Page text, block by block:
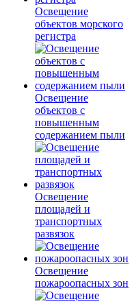
Освещение
объектов морского
регистра
Освещение
объектов с
повышенным
содержанием пыли
Освещение
площадей и
транспортных
развязок
Освещение
пожароопасных зон